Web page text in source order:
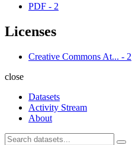
PDF - 2
Licenses
Creative Commons At... - 2
close
Datasets
Activity Stream
About